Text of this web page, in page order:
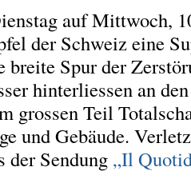
auf Mittwoch,
der Schweiz eine
breite Spur der
hinterliessen an
grossen Teil
und Gebäude.
der Sendung „Il